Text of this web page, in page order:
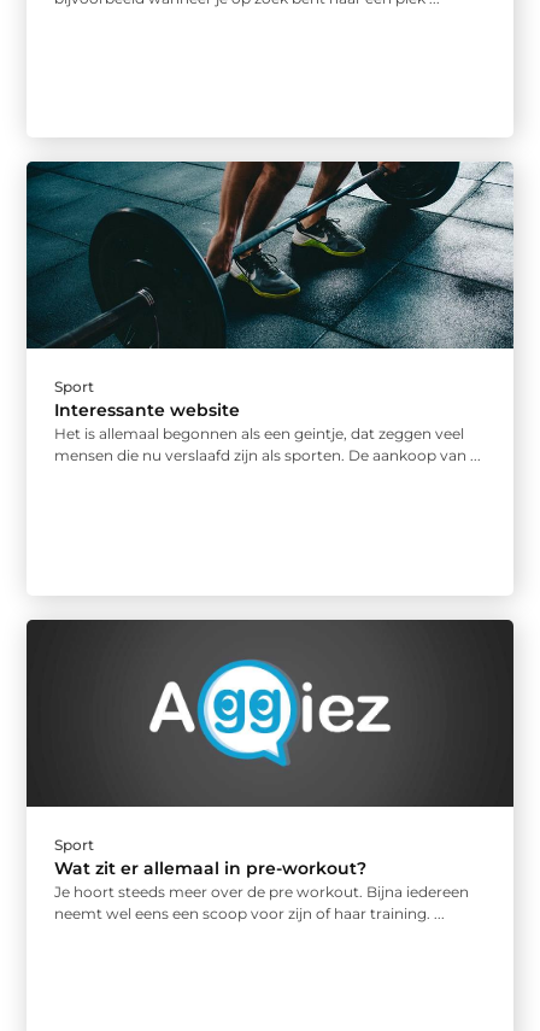
Sport
Interessante website
Het is allemaal begonnen als een geintje, dat zeggen veel
mensen die nu verslaafd zijn als sporten. De aankoop van ...
Sport
Wat zit er allemaal in pre-workout?
Je hoort steeds meer over de pre workout. Bijna iedereen
neemt wel eens een scoop voor zijn of haar training. ...